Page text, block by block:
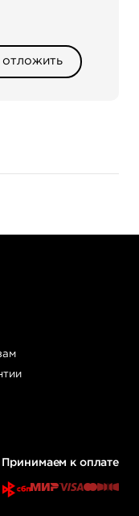
отложить
Принимаем к оплате